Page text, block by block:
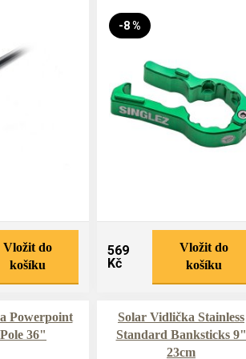
Vložit do
košíku
-8 %
569
Kč
Vložit do
košíku
Powerpoint
36"
Solar Vidlička Stainless
Standard Banksticks 9"
23cm